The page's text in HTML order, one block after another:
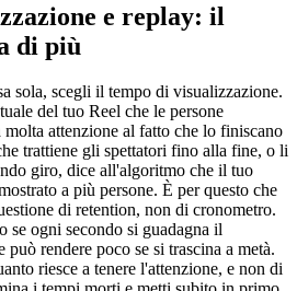
e replay: il
di più
sola, scegli il tempo di visualizzazione.
del tuo Reel che le persone
molta attenzione al fatto che lo finiscano
trattiene gli spettatori fino alla fine, o li
giro, dice all'algoritmo che il tuo
a più persone. È per questo che
di retention, non di cronometro.
se ogni secondo si guadagna il
può rendere poco se si trascina a metà.
riesce a tenere l'attenzione, e non di